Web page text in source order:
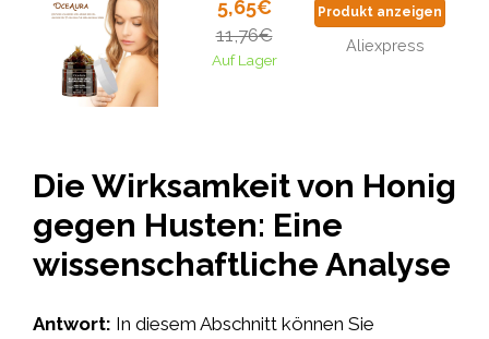
5,65€
11,76€
Auf Lager
Produkt anzeigen
Aliexpress
Die Wirksamkeit von Honig
gegen Husten: Eine
wissenschaftliche Analyse
Antwort: In diesem Abschnitt können Sie